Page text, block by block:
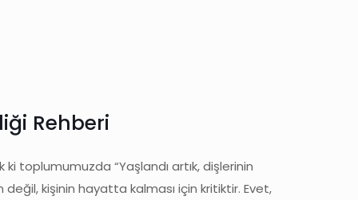
Rehberi
toplumumuzda “Yaşlandı artık, dişlerinin
değil, kişinin hayatta kalması için kritiktir. Evet,